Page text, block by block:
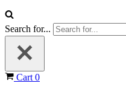
Search for...
Cart 0